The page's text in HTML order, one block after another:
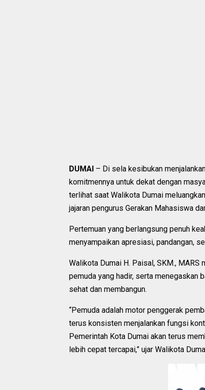
DUMAI – Di sela kesibukan
komitmennya untuk dekat dengan
terlihat saat Walikota Dumai
jajaran pengurus Gerakan Mahasiswa
Pertemuan yang berlangsung penuh
menyampaikan apresiasi, pandangan,
Walikota Dumai H. Paisal, SKM.,
pemuda yang hadir, serta menegaskan
sehat dan membangun.
“Pemuda adalah motor penggerak
terus konsisten menjalankan fungsi
Pemerintah Kota Dumai akan terus
lebih cepat tercapai,” ujar Walikota